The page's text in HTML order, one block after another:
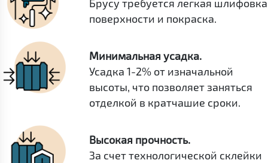
Брусу требуется легкая шлифовка
поверхности и покраска.
Минимальная усадка.
Усадка 1-2% от изначальной
высоты, что позволяет заняться
отделкой в кратчашие сроки.
Высокая прочность.
За счет технологической склейки